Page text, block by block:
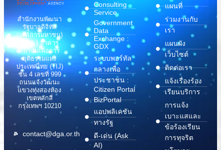
สำนักงานพัฒนา
รัฐบาลดิจิทัล
(องค์การมหาชน)
(สพร.) อาคาร
สถาบันเพื่อการ
ยุติธรรมแห่ง
ประเทศไทย (TIJ)
ชั้น 4 เลขที่ 999
ถนนแจ้งวัฒนะ
แขวงทุ่งสองห้อง
เขตหลักสี่
กรุงเทพฯ 10210
contact@dga.or.th
Consulting
Service
Government
Data
Exchange :
GDX
ระบบพอร์ทัล
กลางเพื่อ
ประชาชน :
Citizen Portal
BizPortal
แอปพลิเคชัน
ทางรัฐ
ดี-เด่น (Ask
AI)
แผนที่
ร่วมงานกับ
เรา
แผนผัง
เว็บไซต์
ติดต่อเรา
แจ้งเรื่องร้อง
เรียนบริการ
การแจ้ง
เบาะแสและ
ข้อร้องเรียน
การทุจริต